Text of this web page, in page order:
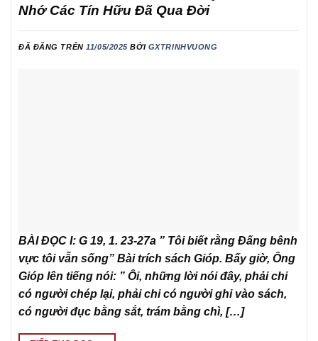
Nhớ Các Tín Hữu Đã Qua Đời
ĐÃ ĐĂNG TRÊN11/05/2025 BỞI GXTRINHVUONG
BÀI ĐỌC I: G 19, 1. 23-27a ” Tôi biết rằng Đấng bênh
vực tôi vẫn sống” Bài trích sách Gióp. Bấy giờ, Ông
Gióp lên tiếng nói: ” Ôi, những lời nói đây, phải chi
có người chép lại, phải chi có người ghi vào sách,
có người đục bằng sắt, trám bằng chì, […]